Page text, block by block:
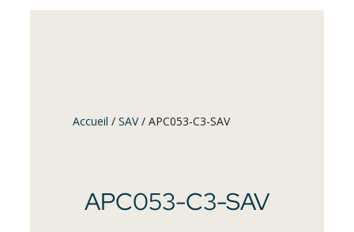
Accueil /SAV/ APC053-C3-SAV
APC053-C3-SAV